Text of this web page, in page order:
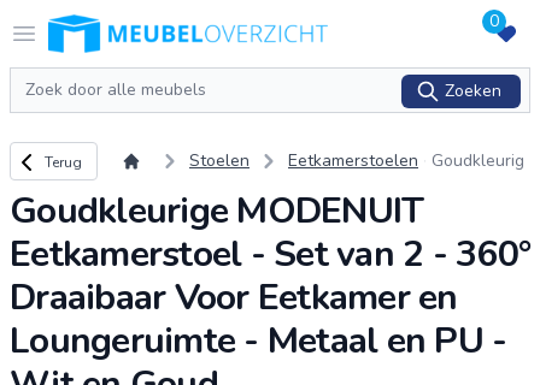
Open menu
Logo Meubeloverzicht.nl 0
Zoeken
Zoeken
Terug naar overzicht
Terug Stoelen Eetkamerstoelen
Goudkleurig
n 2 - 360° D
r Eetkamer e
n Loungerui
mte - Met
Goudkleurige MODENUIT
Eetkamerstoel - Set van 2 - 360°
Draaibaar Voor Eetkamer en
Loungeruimte - Metaal en PU -